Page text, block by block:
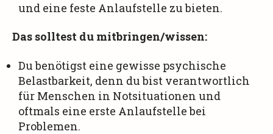
und eine feste Anlaufstelle zu bieten.
Das solltest du mitbringen/wissen:
Du benötigst eine gewisse psychische
Belastbarkeit, denn du bist verantwortlich
für Menschen in Notsituationen und
oftmals eine erste Anlaufstelle bei
Problemen.